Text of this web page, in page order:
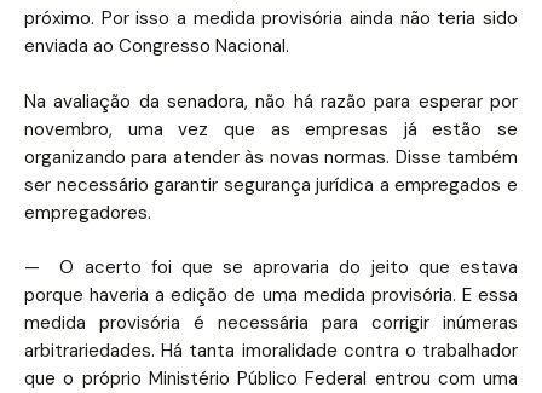
próximo. Por isso a medida provisória ainda não teria sido
enviada ao Congresso Nacional.
Na avaliação da senadora, não há razão para esperar por
novembro, uma vez que as empresas já estão se
organizando para atender às novas normas. Disse também
ser necessário garantir segurança jurídica a empregados e
empregadores.
— O acerto foi que se aprovaria do jeito que estava
porque haveria a edição de uma medida provisória. E essa
medida provisória é necessária para corrigir inúmeras
arbitrariedades. Há tanta imoralidade contra o trabalhador
que o próprio Ministério Público Federal entrou com uma